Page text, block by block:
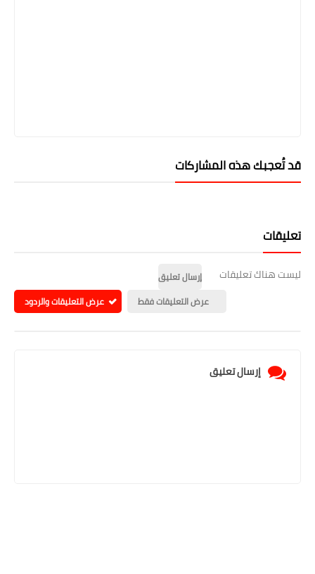
قد تُعجبك هذه المشاركات
تعليقات
ليست هناك تعليقات
إرسال تعليق
عرض التعليقات فقط
عرض التعليقات والردود
إرسال تعليق